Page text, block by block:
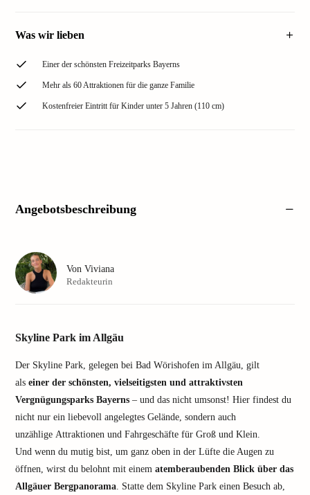
Was wir lieben
Einer der schönsten Freizeitparks Bayerns
Mehr als 60 Attraktionen für die ganze Familie
Kostenfreier Eintritt für Kinder unter 5 Jahren (110 cm)
Angebotsbeschreibung
Skyline Park im Allgäu
Der Skyline Park, gelegen bei Bad Wörishofen im Allgäu, gilt
als einer der schönsten, vielseitigsten und attraktivsten
Vergnügungsparks Bayerns – und das nicht umsonst! Hier findest du
nicht nur ein liebevoll angelegtes Gelände, sondern auch
unzählige Attraktionen und Fahrgeschäfte für Groß und Klein.
Und wenn du mutig bist, um ganz oben in der Lüfte die Augen zu
öffnen, wirst du belohnt mit einem atemberaubenden Blick über das
Allgäuer Bergpanorama. Statte dem Skyline Park einen Besuch ab,
Von Viviana
Redakteurin